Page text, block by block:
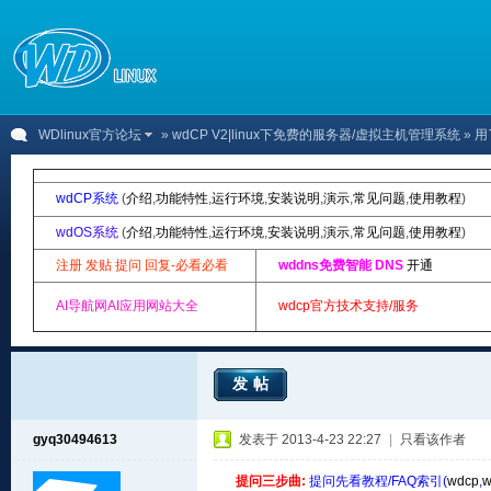
WDlinux官方论坛 » wdCP V2|linux下免费的服务器/虚拟主机管理系统 » 用
wdCP系统 (介绍,功能特性,运行环境,安装说明 ,演示,常见问题,使用教程)
wdOS系统 (介绍,功能特性,运行环境,安装说明 ,演示,常见问题,使用教程)
注册 发贴 提问 回复-必看必看 wddns免费智能 DNS 开通
AI导航网AI应用网站大全 wdcp官方技术支持/服务
发帖
gyq30494613 发表于 2013-4-23 22:27 只看该作者
提问三步曲: 提问先看教程/FAQ索引(wdcp,